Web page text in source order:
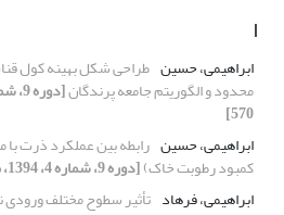
ا
ابراهیمی، حسین طراحی شکل بهینه کول
محدود و الگوریتم جامعه پرندگان
570]
ابراهیمی، حسین رابطه بین عملکرد ذرت
کمبود رطوبت خاک)[دوره 9، شماره 4، 1394، صفحه 605-613]
ابراهیمی، فرهاد